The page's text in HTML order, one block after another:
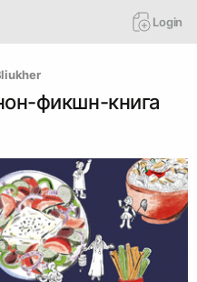
Login
фикшн-книга